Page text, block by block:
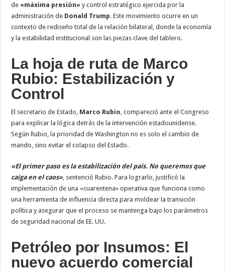
de «máxima presión» y control estratégico ejercida por la
administración de Donald Trump. Este movimiento ocurre en un
contexto de rediseño total de la relación bilateral, donde la economía
y la estabilidad institucional son las piezas clave del tablero.
La hoja de ruta de Marco
Rubio: Estabilización y
Control
El secretario de Estado, Marco Rubio , compareció ante el Congreso
para explicar la lógica detrás de la intervención estadounidense.
Según Rubio, la prioridad de Washington no es solo el cambio de
mando, sino evitar el colapso del Estado.
«El primer paso es la estabilización del país. No queremos que
caiga en el caos» , sentenció Rubio. Para lograrlo, justificó la
implementación de una «cuarentena» operativa que funciona como
una herramienta de influencia directa para moldear la transición
política y asegurar que el proceso se mantenga bajo los parámetros
de seguridad nacional de EE. UU.
Petróleo por Insumos: El
nuevo acuerdo comercial